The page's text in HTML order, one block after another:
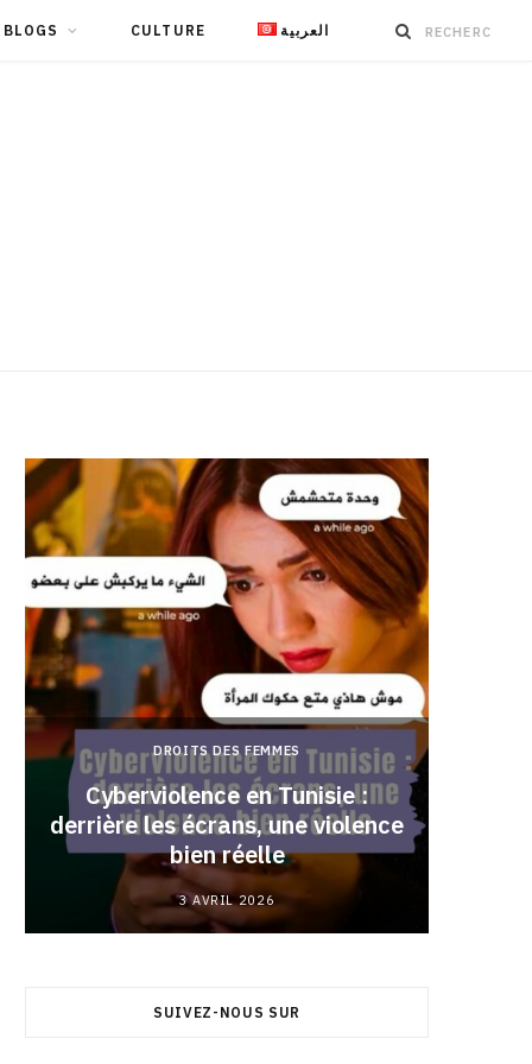
BLOGS CULTURE العربية
DROITS DES FEMMES
Cyberviolence en Tunisie :
derrière les écrans, une violence
bien réelle
3 AVRIL 2026
SUIVEZ-NOUS SUR